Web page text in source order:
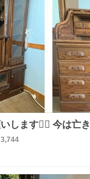
き祖父母の家の取り壊
ても処分して欲し
は私の祖母が当初一
3,744